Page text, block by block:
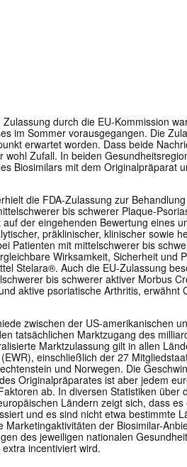
durch die EU-Kommission
im Sommer vorausgegangen. Die
erwartet worden. Dass beide
wohl Zufall. In beiden
Biosimilars mit dem Originalpräparat
die FDA-Zulassung zur
bis schwerer Plaque-
der eingehenden Bewertung eines
präklinischer, klinischer sowie
Patienten mit mittelschwerer bis
Wirksamkeit, Sicherheit und
Stelara®. Auch die EU-Zulassung
bis schwerer aktiver Morbus
aktive psoriatische Arthritis, erwähnt
zwischen der US-amerikanischen
tatsächlichen Marktzugang des
Marktzulassung gilt in allen
einschließlich der 27
und Norwegen. Die
Originalpräparates ist aber jedem
ab. In diversen Statistiken über
Ländern zeigt sich, dass
und es sind nicht etwa bestimmte
Marketingaktivitäten der Biosimilar-
des jeweiligen nationalen
incentiviert wird.